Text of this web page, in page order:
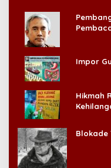
Impor
Hikmah
Blokade